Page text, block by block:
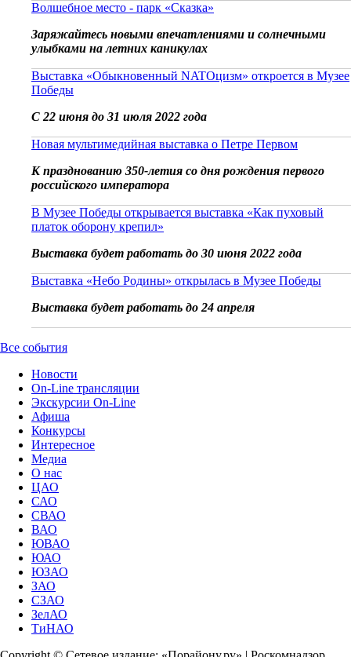
Волшебное место - парк «Сказка»
Заряжайтесь новыми впечатлениями и солнечными
улыбками на летних каникулах
Выставка «Обыкновенный NATOцизм» откроется в Музее
Победы
С 22 июня до 31 июля 2022 года
Новая мультимедийная выставка о Петре Первом
К празднованию 350-летия со дня рождения первого
российского императора
В Музее Победы открывается выставка «Как пуховый
платок оборону крепил»
Выставка будет работать до 30 июня 2022 года
Выставка «Небо Родины» открылась в Музее Победы
Выставка будет работать до 24 апреля
Все события
Новости
On-Line трансляции
Экскурсии On-Line
Афиша
Конкурсы
Интересное
Медиа
О нас
ЦАО
САО
СВАО
ВАО
ЮВАО
ЮАО
ЮЗАО
ЗАО
СЗАО
ЗелАО
ТиНАО